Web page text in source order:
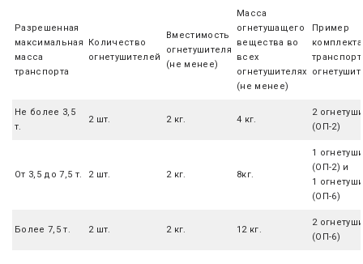
Разрешенная
максимальная
масса
транспорта
Количество
огнетушителей
Вместимость
огнетушителя
(не менее)
Масса
огнетушащего
вещества во
всех
огнетушителях
(не менее)
Пример
Не более 3,5
т.
2 шт. 2 кг. 4 кг.
2
(ОП-2)
От 3,5 до 7,5 т. 2 шт. 2 кг. 8кг.
1
(ОП-2) и
1
(ОП-6)
Более 7,5 т. 2 шт. 2 кг. 12 кг.
2
(ОП-6)